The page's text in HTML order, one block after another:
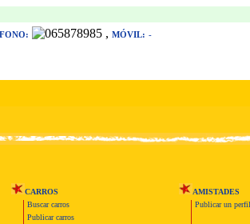
, MÓVIL: -
CARROS
Buscar carros
Publicar carros
AMISTADES
Publicar un perfil